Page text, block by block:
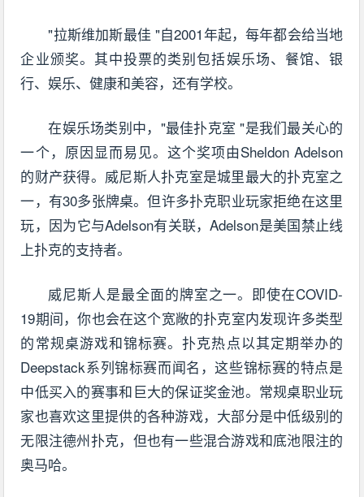
"拉斯维加斯最佳 "自2001年起，每年都会给当地
企业颁奖。其中投票的类别包括娱乐场、餐馆、银
行、娱乐、健康和美容，还有学校。
在娱乐场类别中，"最佳扑克室 "是我们最关心的
一个，原因显而易见。这个奖项由Sheldon Adelson
的财产获得。威尼斯人扑克室是城里最大的扑克室之
一，有30多张牌桌。但许多扑克职业玩家拒绝在这里
玩，因为它与Adelson有关联，Adelson是美国禁止线
上扑克的支持者。
威尼斯人是最全面的牌室之一。即使在COVID-
19期间，你也会在这个宽敞的扑克室内发现许多类型
的常规桌游戏和锦标赛。扑克热点以其定期举办的
Deepstack系列锦标赛而闻名，这些锦标赛的特点是
中低买入的赛事和巨大的保证奖金池。常规桌职业玩
家也喜欢这里提供的各种游戏，大部分是中低级别的
无限注德州扑克，但也有一些混合游戏和底池限注的
奥马哈。